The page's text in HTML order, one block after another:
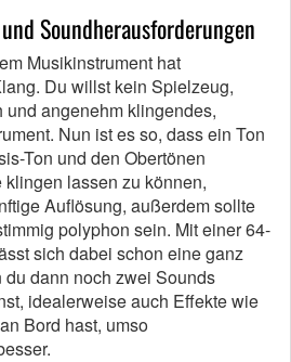
Soundherausforderungen
Musikinstrument hat
Du willst kein Spielzeug,
angenehm klingendes,
Nun ist es so, dass ein Ton
Ton und den Obertönen
lassen zu können,
Auflösung, außerdem sollte
polyphon sein. Mit einer 64-
sich dabei schon eine ganz
dann noch zwei Sounds
idealerweise auch Effekte wie
Bord hast, umso